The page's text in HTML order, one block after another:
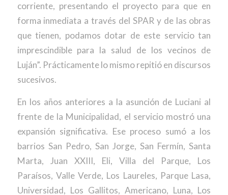
corriente, presentando el proyecto para que en
forma inmediata a través del SPAR y de las obras
que tienen, podamos dotar de este servicio tan
imprescindible para la salud de los vecinos de
Luján”. Prácticamente lo mismo repitió en discursos
sucesivos.
En los años anteriores a la asunción de Luciani al
frente de la Municipalidad, el servicio mostró una
expansión significativa. Ese proceso sumó a los
barrios San Pedro, San Jorge, San Fermín, Santa
Marta, Juan XXIII, Eli, Villa del Parque, Los
Paraísos, Valle Verde, Los Laureles, Parque Lasa,
Universidad, Los Gallitos, Americano, Luna, Los